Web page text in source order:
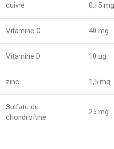
cuivre 0,15 mg
Vitamine C 40 mg
Vitamine D 10 µg
zinc 1,5 mg
Sulfate de
chondroïtine
25 mg